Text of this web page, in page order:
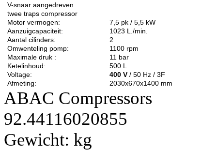
V-snaar aangedreven
twee trapscompressor
Motor vermogen:
7,5 pk / 5,5 kW
Aanzuigcapaciteit:
1023 L./min.
Aantal cilinders:
2
Omwenteling pomp:
1100 rpm
Maximale druk :
11 bar
Ketelinhoud:
500 L.
Voltage:
400 V / 50 Hz / 3F
Afmeting:
2030x670x1400 mm
ABAC Compressors
92.44116020855
Gewicht: kg